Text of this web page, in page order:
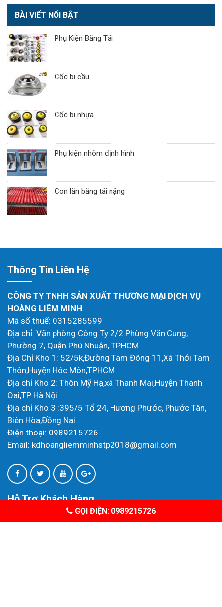
BÀI VIẾT NỔI BẬT
Phụ Kiện Băng Tải
Cốc bi cầu
Cốc bi nhựa
Phụ kiện nhôm định hình
Con lăn băng tải nặng
Thông Tin Liên Hệ
CÔNG TY TNHH SẢN XUẤT THƯƠNG MẠI DỊCH VỤ
HOÀNG LIÊM MINH
Mã số thuế: 0315285599
Địa chỉ: Văn phòng Công Ty:2/2 Phùng Văn Cung,
Phường 7, Quận Phú Nhuận, TPHCM
Địa Chỉ Kho 1: 52/5k,Đường Tam Đông 11,Xã Thới Tam
Thôn,Huyện Hóc Môn,TPHCM
Địa chỉ Kho 2: Thôn Mỹ Hạ,xã Thanh Mai,Huyện Thanh
Oai,TP Hà Nội
Địa chỉ Kho 3 :395/5 Tổ 24, Hương Phước, Phước Tân,
Biên Hòa,Đồng Nai
Điện thoại: 0989215726
Email: kdhoangliemminhstp2018@gmail.com
Hỗ Trợ Khách Hàng
GỌI ĐIỆN: 0989215726